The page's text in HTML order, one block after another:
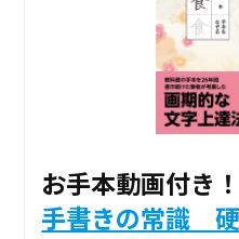
お手本動画付き！
手書きの常識